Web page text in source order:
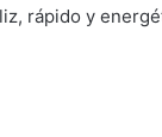
rápido y